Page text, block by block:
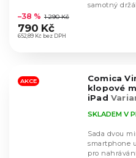
hodnocení
produktu
je
hvězdiček.
652,89 Kč bez DPH
–38 % 1 290 Kč
790 Kč
samotný
AKCE
Comica
klopové
iPad
SKLADEM V
Sada dvou
smartphone
pro